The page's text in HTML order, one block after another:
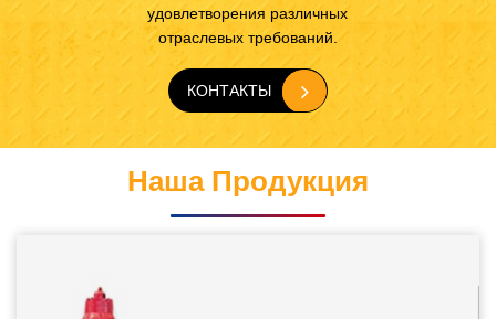
удовлетворения различных
отраслевых требований.
КОНТАКТЫ
Наша Продукция